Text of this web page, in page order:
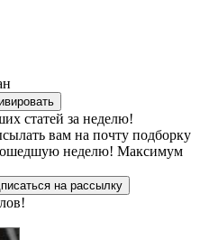
статей за неделю!
вам на почту подборку
неделю! Максимум
на рассылку